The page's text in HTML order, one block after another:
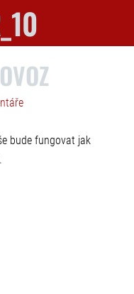
bude fungovat jak